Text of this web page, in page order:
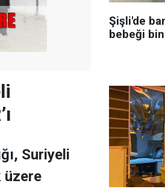
Suriyeli
üzere
Şişli'de
bebeği